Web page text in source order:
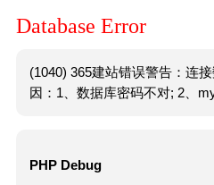
Database Error
(1040) 365建站错误警告：连
因：1、数据库密码不对; 2、
PHP Debug